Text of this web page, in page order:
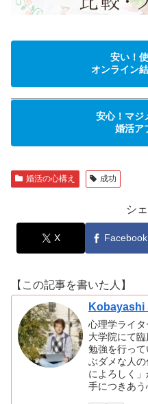
安い！
オンライン
安心！マジ
婚活ア
婚活の心構え 成功
シ
X Facebook
【この記事を書いた人】
Kobayashi
心理学ライタ
大学院にて
勉強を行っ
ぶダメな人
によろしく
手につきあう